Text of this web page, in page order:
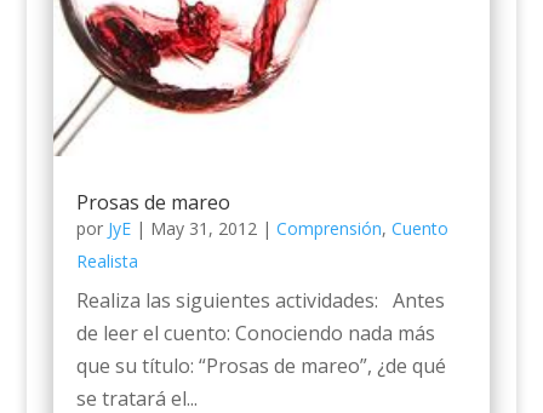
Prosas de mareo
por JyE| May 31, 2012| Comprensión, Cuento
Realista
Realiza las siguientes actividades: Antes
de leer el cuento: Conociendo nada más
que su título: “Prosas de mareo”, ¿de qué
se tratará el...